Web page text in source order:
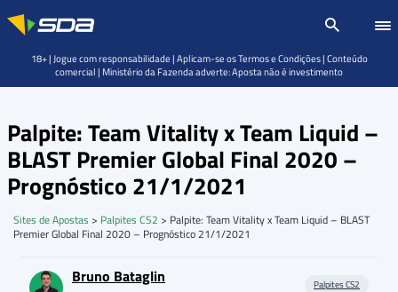
Palpite: Team Vitality x Team Liquid –
BLAST Premier Global Final 2020 –
Prognóstico 21/1/2021
Sites de Apostas > Palpites CS2 > Palpite: Team Vitality x Team Liquid – BLAST
Premier Global Final 2020 – Prognóstico 21/1/2021
Bruno Bataglin Palpites CS2
18+ | Jogue com responsabilidade | Aplicam-se os Termos e Condições | Conteúdo
comercial | Ministério da Fazenda adverte: Aposta não é investimento